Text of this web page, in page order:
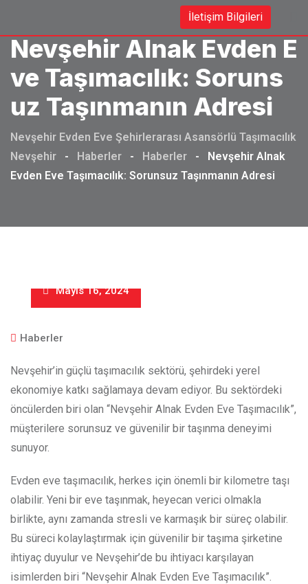
content
İletişim Bilgileri
Nevşehir Alnak Evden E
Ve Taşımacılık: Soruns
Uz Taşınmanın Adresi
Nevşehir Evden Eve Şehirlerarası Asansörlü Taşımacılık
Nevşehir
- Haberler - Haberler -
Nevşehir Alnak
Evden Eve Taşımacılık: Sorunsuz Taşınmanın Adresi
Mayıs 16, 2024
Haberler
Nevşehir’in güçlü taşımacılık sektörü, şehirdeki yerel
ekonomiye katkı sağlamaya devam ediyor. Bu sektördeki
öncülerden biri olan “Nevşehir Alnak Evden Eve Taşımacılık”,
müşterilere sorunsuz ve güvenilir bir taşınma deneyimi
sunuyor.
Evden eve taşımacılık, herkes için önemli bir kilometre taşı
olabilir. Yeni bir eve taşınmak, heyecan verici olmakla
birlikte, aynı zamanda stresli ve karmaşık bir süreç olabilir.
Bu süreci kolaylaştırmak için güvenilir bir taşıma şirketine
ihtiyaç duyulur ve Nevşehir’de bu ihtiyacı karşılayan
isimlerden biri “Nevşehir Alnak Evden Eve Taşımacılık”.